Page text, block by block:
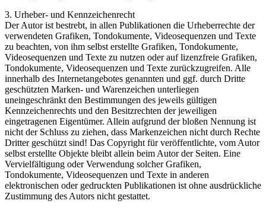
3. Urheber- und Kennzeichenrecht
Der Autor ist bestrebt, in allen Publikationen die Urheberrechte der
verwendeten Grafiken, Tondokumente, Videosequenzen und Texte
zu beachten, von ihm selbst erstellte Grafiken, Tondokumente,
Videosequenzen und Texte zu nutzen oder auf lizenzfreie Grafiken,
Tondokumente, Videosequenzen und Texte zurückzugreifen. Alle
innerhalb des Internetangebotes genannten und ggf. durch Dritte
geschützten Marken- und Warenzeichen unterliegen
uneingeschränkt den Bestimmungen des jeweils gültigen
Kennzeichenrechts und den Besitzrechten der jeweiligen
eingetragenen Eigentümer. Allein aufgrund der bloßen Nennung ist
nicht der Schluss zu ziehen, dass Markenzeichen nicht durch Rechte
Dritter geschützt sind! Das Copyright für veröffentlichte, vom Autor
selbst erstellte Objekte bleibt allein beim Autor der Seiten. Eine
Vervielfältigung oder Verwendung solcher Grafiken,
Tondokumente, Videosequenzen und Texte in anderen
elektronischen oder gedruckten Publikationen ist ohne ausdrückliche
Zustimmung des Autors nicht gestattet.